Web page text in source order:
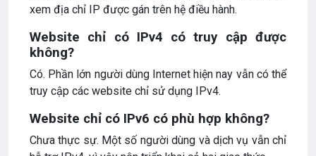
xem địa chỉ IP được gán trên hệ điều hành.
Website chỉ có IPv4 có truy cập được
không?
Có. Phần lớn người dùng Internet hiện nay vẫn có thể
truy cập các website chỉ sử dụng IPv4.
Website chỉ có IPv6 có phù hợp không?
Chưa thực sự. Một số người dùng và dịch vụ vẫn chỉ